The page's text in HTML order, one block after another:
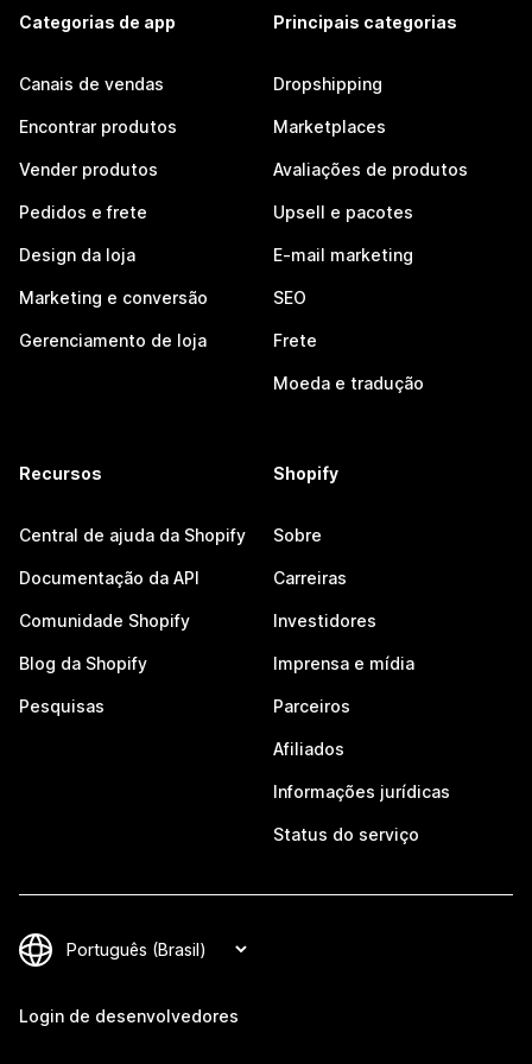
Categorias de app
Canais de vendas
Encontrar produtos
Vender produtos
Pedidos e frete
Design da loja
Marketing e conversão
Gerenciamento de loja
Principais categorias
Dropshipping
Marketplaces
Avaliações de produtos
Upsell e pacotes
E-mail marketing
SEO
Frete
Moeda e tradução
Recursos
Central de ajuda da Shopify
Documentação da API
Comunidade Shopify
Blog da Shopify
Pesquisas
Shopify
Sobre
Carreiras
Investidores
Imprensa e mídia
Parceiros
Afiliados
Informações jurídicas
Status do serviço
Login de desenvolvedores